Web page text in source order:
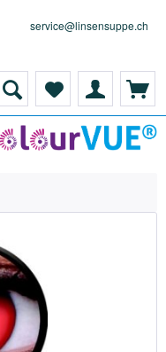
service@linsensuppe.ch